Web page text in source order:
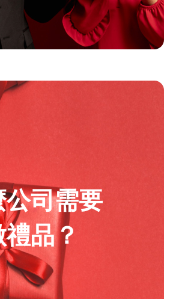
公司需要
品？